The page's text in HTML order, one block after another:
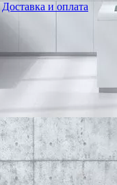
Доставка и оплата